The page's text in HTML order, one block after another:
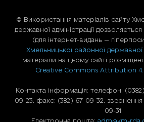
© Використання матерiалiв сайту
державної адміністрації
(для iнтернет-видань —
Хмельницької районної державної
матеріали на цьому сайті розміщені
Creative Commons Attribution
Контакта інформація: телефон:
09-23, факс: (382) 67-09-32,
09-31
Електронна пошта: adm@km-